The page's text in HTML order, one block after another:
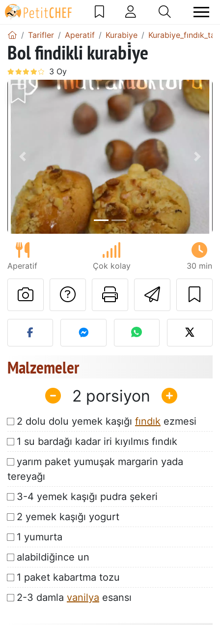
Tarifler Aperatif Kurabiye
Bol findikli kurabi̇ye
Önceki
Aperatif Çok kolay 30 min
Bu sayfayı
Tarif sahibine bir
Bu tarifin fotoğrafını
Malzemeler
2
2 dolu dolu yemek kaşığı fındık ezmesi
1 su bardağı kadar iri kıyılmıs fındık
yarım paket yumuşak margarin yada
tereyağı
3-4 yemek kaşığı pudra şekeri
2 yemek kaşığı yogurt
1 yumurta
alabildiğince un
1 paket kabartma tozu
2-3 damla vanilya esansı